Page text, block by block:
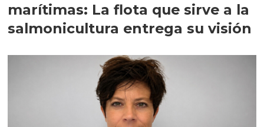
marítimas: La flota que sirve a la
salmonicultura entrega su visión